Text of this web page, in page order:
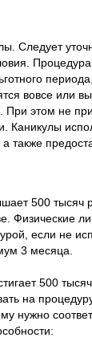
Следует
Процедура
вовсе или
При этом не
Каникулы
также
500 тысяч
Физические
если не
3 месяца.
500
на
нужно